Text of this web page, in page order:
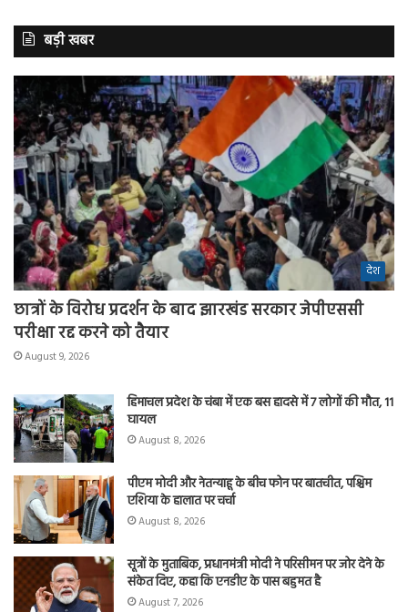
बड़ी खबर
देश
छात्रों के विरोध प्रदर्शन के बाद झारखंड सरकार जेपीएससी
परीक्षा रद्द करने को तैयार
August 9, 2026
हिमाचल प्रदेश के चंबा में एक बस हादसे में 7 लोगों की मौत, 11
घायल
August 8, 2026
पीएम मोदी और नेतन्याहू के बीच फोन पर बातचीत, पश्चिम
एशिया के हालात पर चर्चा
August 8, 2026
सूत्रों के मुताबिक, प्रधानमंत्री मोदी ने परिसीमन पर जोर देने के
संकेत दिए, कहा कि एनडीए के पास बहुमत है
August 7, 2026